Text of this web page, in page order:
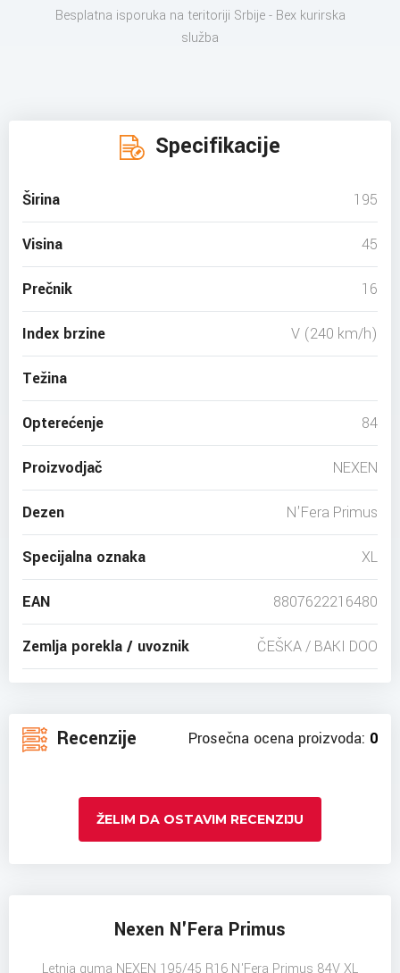
Besplatna isporuka na teritoriji Srbije - Bex kurirska
služba
Specifikacije
Širina 195
Visina 45
Prečnik 16
Index brzine V (240 km/h)
Težina
Opterećenje 84
Proizvodjač NEXEN
Dezen N'Fera Primus
Specijalna oznaka XL
EAN 8807622216480
Zemlja porekla / uvoznik ČEŠKA / BAKI DOO
Recenzije Prosečna ocena proizvoda: 0
ŽELIM DA OSTAVIM RECENZIJU
Nexen N'Fera Primus
Letnja guma NEXEN 195/45 R16 N'Fera Primus 84V XL